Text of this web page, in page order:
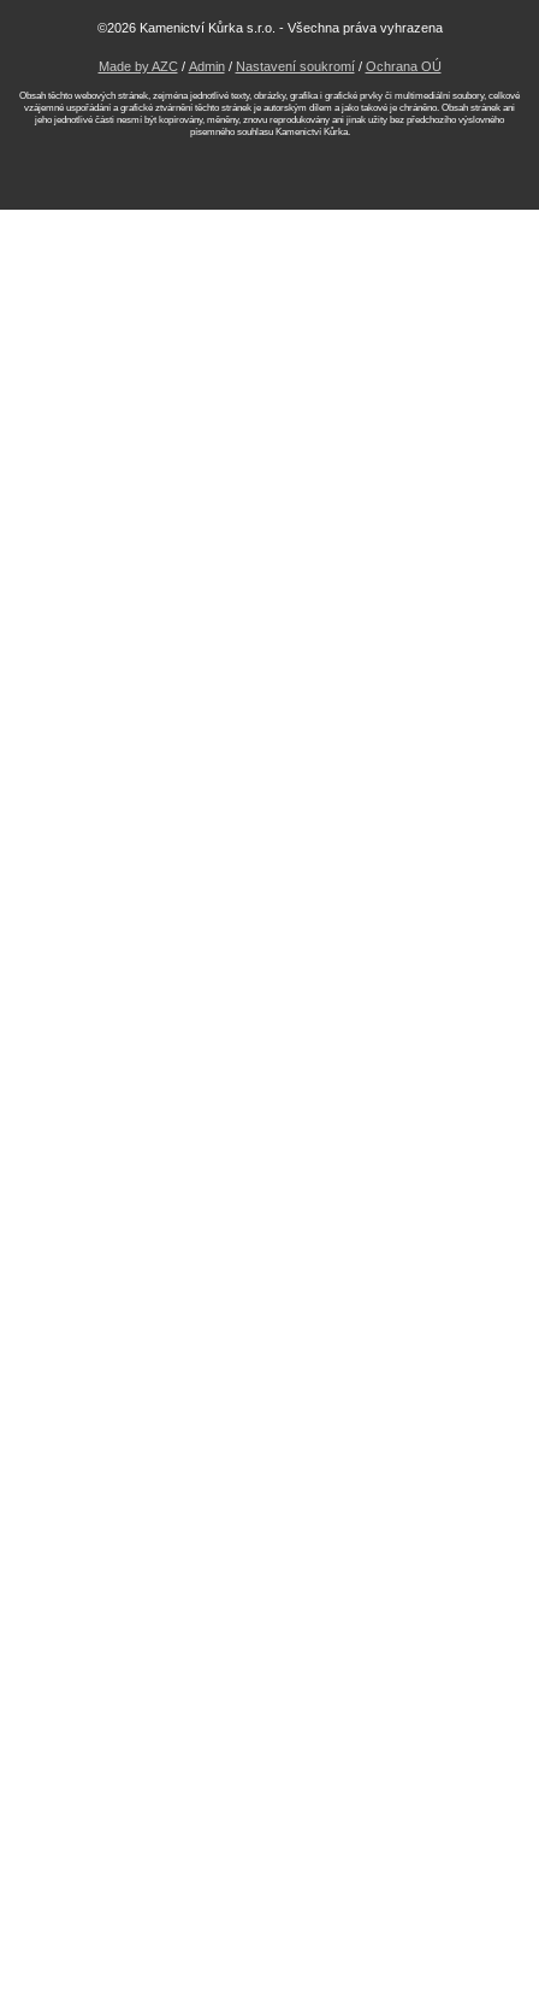
©2026 Kamenictví Kůrka s.r.o. - Všechna práva vyhrazena
Made by AZC/ Admin/ Nastavení soukromí/ Ochrana OÚ
Obsah těchto webových stránek, zejména jednotlivé texty, obrázky, grafika i grafické prvky či multimediální soubory, celkové
vzájemné uspořádání a grafické ztvárnění těchto stránek je autorským dílem a jako takové je chráněno. Obsah stránek ani
jeho jednotlivé části nesmí být kopírovány, měněny, znovu reprodukovány ani jinak užity bez předchozího výslovného
písemného souhlasu Kamenictví Kůrka.